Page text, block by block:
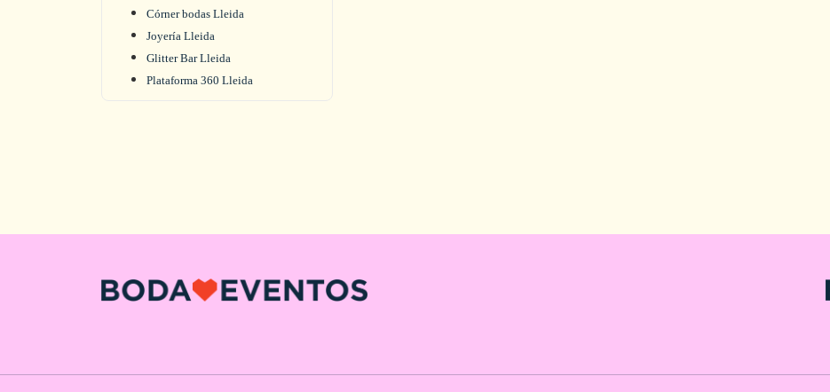
Córner bodas Lleida
Joyería Lleida
Glitter Bar Lleida
Plataforma 360 Lleida